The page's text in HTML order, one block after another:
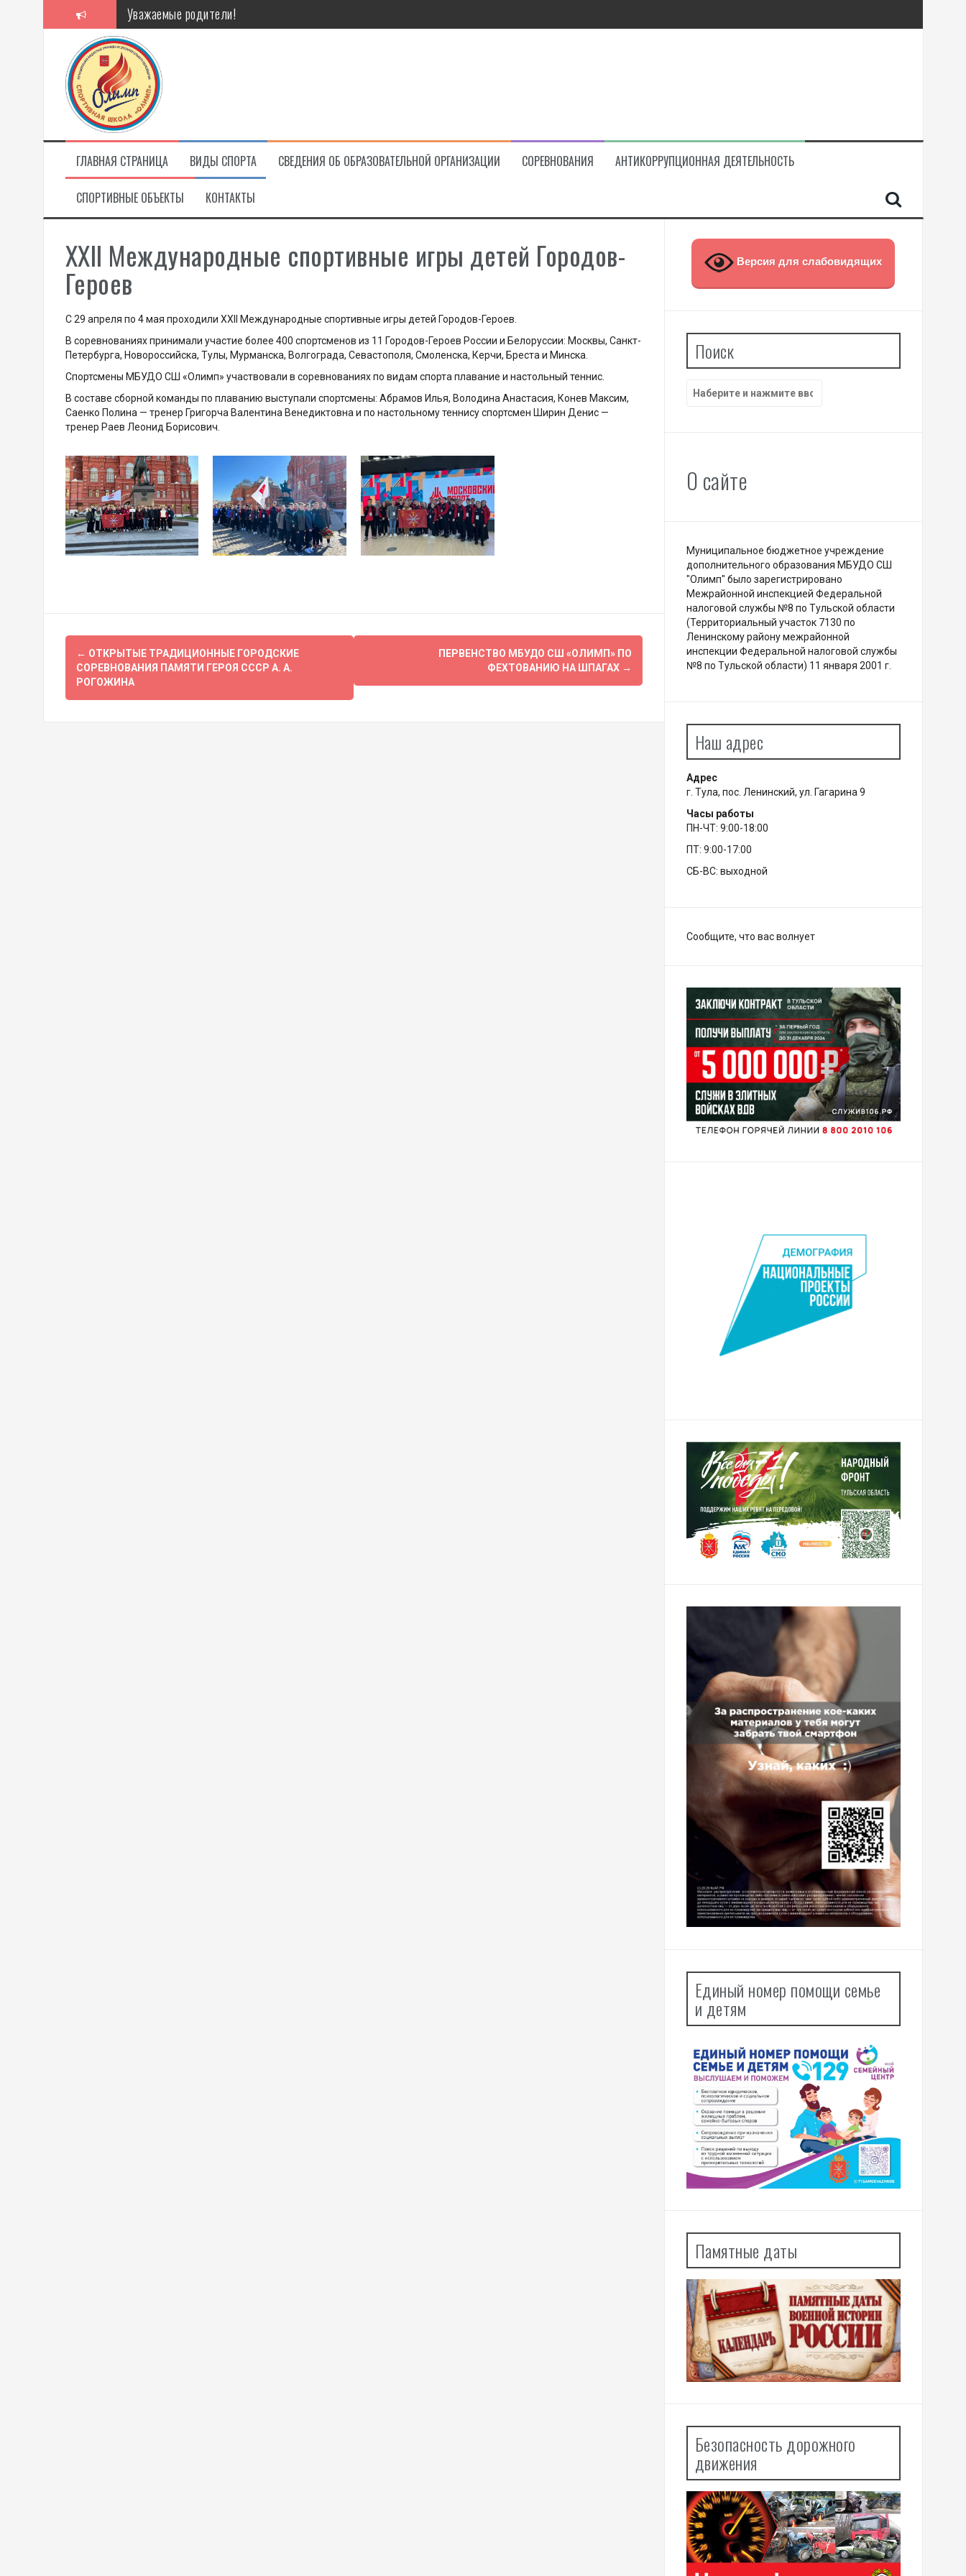
Уважаемые родители!
Алкоголь — путь в никуда
Решение спора без суда
Проголосуй за объекты благоустройства!
ГЛАВНАЯ СТРАНИЦА ВИДЫ СПОРТА СВЕДЕНИЯ ОБ ОБРАЗОВАТЕЛЬНОЙ ОРГАНИЗАЦИИ СОРЕВНОВАНИЯ АНТИКОРРУПЦИОННАЯ ДЕЯТЕЛЬНОСТЬ
СПОРТИВНЫЕ ОБЪЕКТЫ КОНТАКТЫ
XXII Международные спортивные игры детей Городов-
Героев
С 29 апреля по 4 мая проходили XXII Международные спортивные игры детей Городов-Героев.
В соревнованиях принимали участие более 400 спортсменов из 11 Городов-Героев России и Белоруссии: Москвы, Санкт-
Петербурга, Новороссийска, Тулы, Мурманска, Волгограда, Севастополя, Смоленска, Керчи, Бреста и Минска.
Спортсмены МБУДО СШ «Олимп» участвовали в соревнованиях по видам спорта плавание и настольный теннис.
В составе сборной команды по плаванию выступали спортсмены: Абрамов Илья, Володина Анастасия, Конев Максим,
Саенко Полина — тренер Григорча Валентина Венедиктовна и по настольному теннису спортсмен Ширин Денис —
тренер Раев Леонид Борисович.
Навигация
по
записям
← ОТКРЫТЫЕ ТРАДИЦИОННЫЕ ГОРОДСКИЕ
СОРЕВНОВАНИЯ ПАМЯТИ ГЕРОЯ СССР А. А.
РОГОЖИНА
ПЕРВЕНСТВО МБУДО СШ «ОЛИМП» ПО
ФЕХТОВАНИЮ НА ШПАГАХ →
Версия для слабовидящих
Поиск
Найти:
О сайте
Муниципальное бюджетное учреждение
дополнительного образования МБУДО СШ
"Олимп" было зарегистрировано
Межрайонной инспекцией Федеральной
налоговой службы №8 по Тульской области
(Территориальный участок 7130 по
Ленинскому району межрайонной
инспекции Федеральной налоговой службы
№8 по Тульской области) 11 января 2001 г.
Наш адрес
Адрес
г. Тула, пос. Ленинский, ул. Гагарина 9
Часы работы
ПН-ЧТ: 9:00-18:00
ПТ: 9:00-17:00
СБ-ВС: выходной
Сообщите, что вас волнует
Единый номер помощи семье
и детям
Памятные даты
Безопасность дорожного
движения